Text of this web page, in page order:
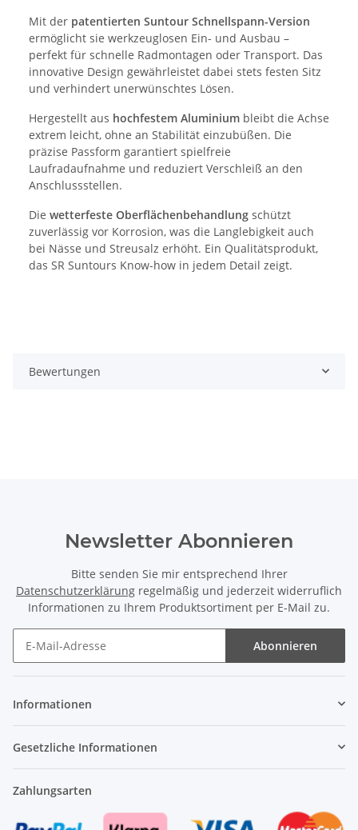
Mit der patentierten Suntour Schnellspann-Version
ermöglicht sie werkzeuglosen Ein- und Ausbau –
perfekt für schnelle Radmontagen oder Transport. Das
innovative Design gewährleistet dabei stets festen Sitz
und verhindert unerwünschtes Lösen.
Hergestellt aus hochfestem Aluminium bleibt die Achse
extrem leicht, ohne an Stabilität einzubüßen. Die
präzise Passform garantiert spielfreie
Laufradaufnahme und reduziert Verschleiß an den
Anschlussstellen.
Die wetterfeste Oberflächenbehandlung schützt
zuverlässig vor Korrosion, was die Langlebigkeit auch
bei Nässe und Streusalz erhöht. Ein Qualitätsprodukt,
das SR Suntours Know-how in jedem Detail zeigt.
Bewertungen
Newsletter Abonnieren
Bitte senden Sie mir entsprechend Ihrer
Datenschutzerklärung regelmäßig und jederzeit widerruflich
Informationen zu Ihrem Produktsortiment per E-Mail zu.
Abonnieren
Informationen
Gesetzliche Informationen
Zahlungsarten